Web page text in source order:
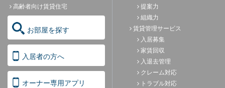
高齢者向け賃貸住宅
お部屋を探す
入居者の方へ
オーナー専用アプリ
提案力
組織力
賃貸管理サービス
入居募集
家賃回収
入退去管理
クレーム対応
トラブル対応